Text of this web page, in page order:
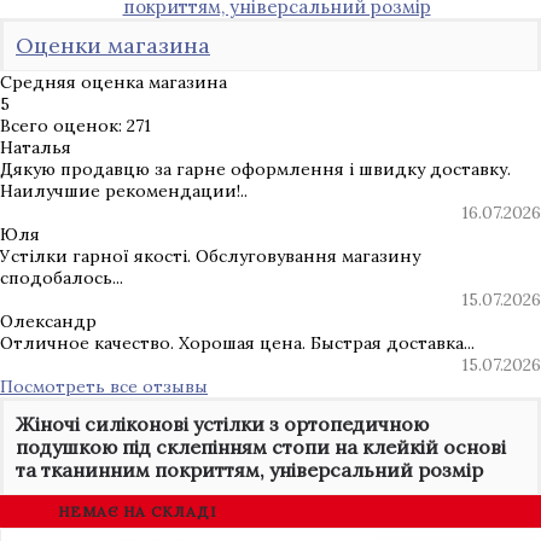
покриттям, універсальний розмір
Оценки магазина
Средняя оценка магазина
5
Всего оценок: 271
Наталья
Дякую продавцю за гарне оформлення і швидку доставку.
Наилучшие рекомендации!..
16.07.2026
Юля
Устілки гарної якості. Обслуговування магазину
сподобалось...
15.07.2026
Олександр
Отличное качество. Хорошая цена. Быстрая доставка...
15.07.2026
Посмотреть все отзывы
Жіночі силіконові устілки з ортопедичною
подушкою під склепінням стопи на клейкій основі
та тканинним покриттям, універсальний розмір
НЕМАЄ НА СКЛАДІ